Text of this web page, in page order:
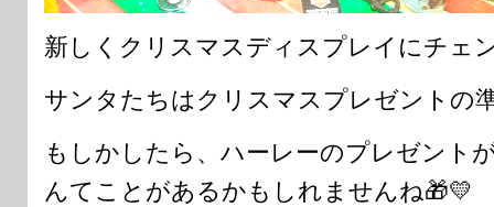
新しくクリスマスディスプレイにチェ
サンタたちはクリスマスプレゼントの
もしかしたら、ハーレーのプレゼント
んてことがあるかもしれませんね🎁💛